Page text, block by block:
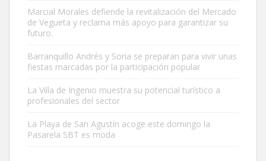
Gato manso encontrado
es muy manso y extremadamente cari...
Leales.org » Gran Canaria | 9.7.2025
Marcial Morales defiende la revitalización del Mercado
de Vegueta y reclama más apoyo para garantizar su
futuro.
Barranquillo Andrés y Soria se preparan para vivir unas
fiestas marcadas por la participación popular
La Villa de Ingenio muestra su potencial turístico a
profesionales del sector
La Playa de San Agustín acoge este domingo la
Pasarela SBT es moda